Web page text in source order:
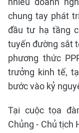
chung tay phát
đầu tư hạ tầng
tuyến đường sắt
phương thức
trưởng kinh tế,
bước vào kỷ
Tại cuộc tọa
Chủng - Chủ tịch